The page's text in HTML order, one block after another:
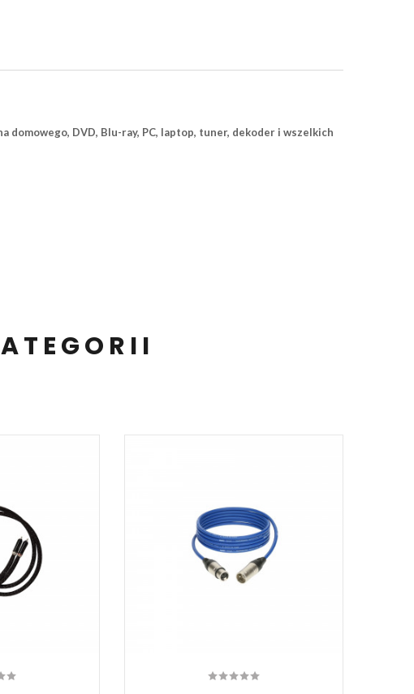
domowego, DVD, Blu-ray, PC, laptop, tuner, dekoder i wszelkich